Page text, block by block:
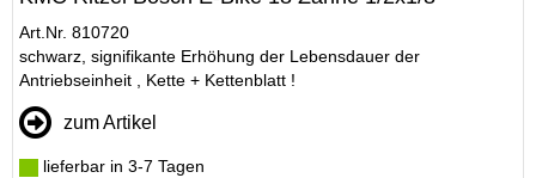
Art.Nr. 810720
schwarz, signifikante Erhöhung der Lebensdauer der
Antriebseinheit , Kette + Kettenblatt !
zum Artikel
lieferbar in 3-7 Tagen